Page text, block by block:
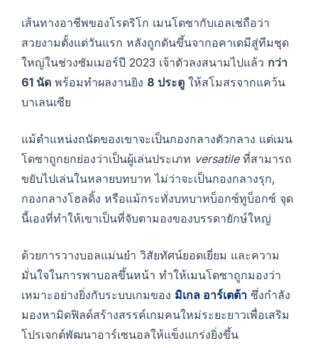
เส้นทางอาชีพของโรดริโก เมนโดซากับเอลเช่ถือว่า
สวยงามตั้งแต่วันแรก หลังถูกดันขึ้นจากอคาเดมีสู่ทีมชุด
ใหญ่ในช่วงซัมเมอร์ปี 2023 เจ้าตัวลงสนามไปแล้ว กว่า
61 นัด พร้อมทำผลงานยิง 8 ประตู ให้สโมสรจากแคว้น
บาเลนเซีย
แม้ตำแหน่งถนัดของเขาจะเป็นกองกลางตัวกลาง แต่เมน
โดซาถูกยกย่องว่าเป็นผู้เล่นประเภท versatileที่สามารถ
ขยับไปเล่นในหลายบทบาท ไม่ว่าจะเป็นกองกลางรุก,
กองกลางโฮลดิ้ง หรือแม้กระทั่งบทบาทบ็อกซ์ทูบ็อกซ์ จุด
นี้เองที่ทำให้เขาเป็นที่จับตามองของบรรดายักษ์ใหญ่
ด้วยการวางบอลแม่นยำ วิสัยทัศน์ยอดเยี่ยม และความ
มั่นใจในการพาบอลขึ้นหน้า ทำให้เมนโดซาถูกมองว่า
เหมาะอย่างยิ่งกับระบบเกมของ มิเกล อาร์เตต้า ซึ่งกำลัง
มองหามิดฟิลด์สร้างสรรค์เกมคนใหม่ระยะยาวเพื่อเสริม
โปรเจกต์พัฒนาอาร์เซนอลให้แข็งแกร่งยิ่งขึ้น